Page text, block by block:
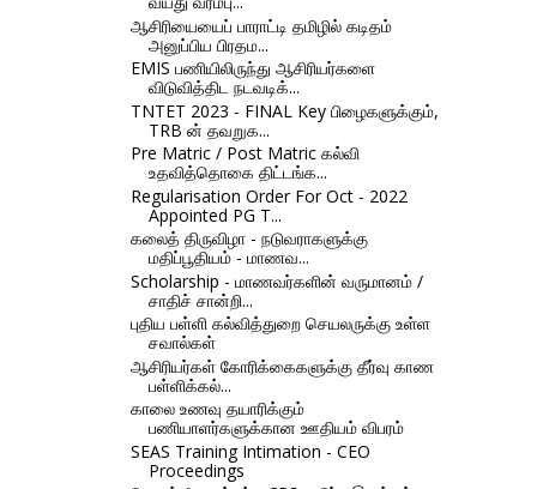
ஆசிரியையைப் பாராட்டி தமிழில் கடிதம்
அனுப்பிய பிரதம...
EMIS பணியிலிருந்து ஆசிரியர்களை
விடுவித்திட நடவடிக்...
TNTET 2023 - FINAL Key பிழைகளுக்கும்,
TRB ன் தவறுக...
Pre Matric / Post Matric கல்வி
உதவித்தொகை திட்டங்க...
Regularisation Order For Oct - 2022
Appointed PG T...
கலைத் திருவிழா - நடுவராகளுக்கு
மதிப்பூதியம் - மாணவ...
Scholarship - மாணவர்களின் வருமானம் /
சாதிச் சான்றி...
புதிய பள்ளி கல்வித்துறை செயலருக்கு உள்ள
சவால்கள்
ஆசிரியர்கள் கோரிக்கைகளுக்கு தீர்வு காண
பள்ளிக்கல்...
காலை உணவு தயாரிக்கும்
பணியாளர்களுக்கான ஊதியம் விபரம்
SEAS Training Intimation - CEO
Proceedings